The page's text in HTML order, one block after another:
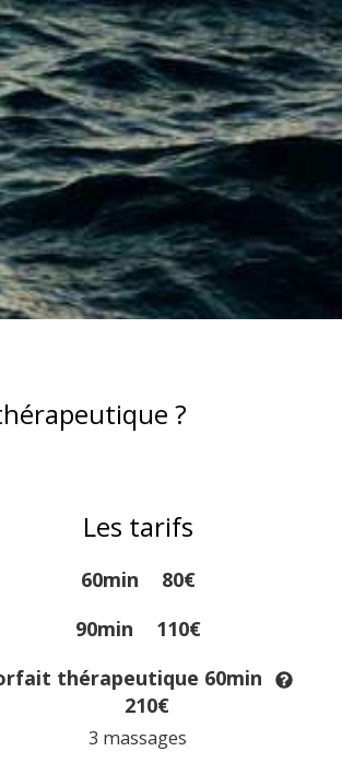
?
Les tarifs
60min
80€
90min
110€
thérapeutique 60min
210€
3 massages